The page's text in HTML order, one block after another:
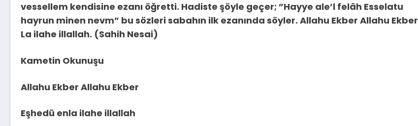
vessellem kendisine ezanı öğretti. Hadiste şöyle geçer; ”Hayye ale’l felâh Esselatu
hayrun minen nevm” bu sözleri sabahın ilk ezanında söyler. Allahu Ekber Allahu Ekber
La ilahe illallah. (Sahih Nesai)
Kametin Okunuşu
Allahu Ekber Allahu Ekber
Eşhedü enla ilahe illallah